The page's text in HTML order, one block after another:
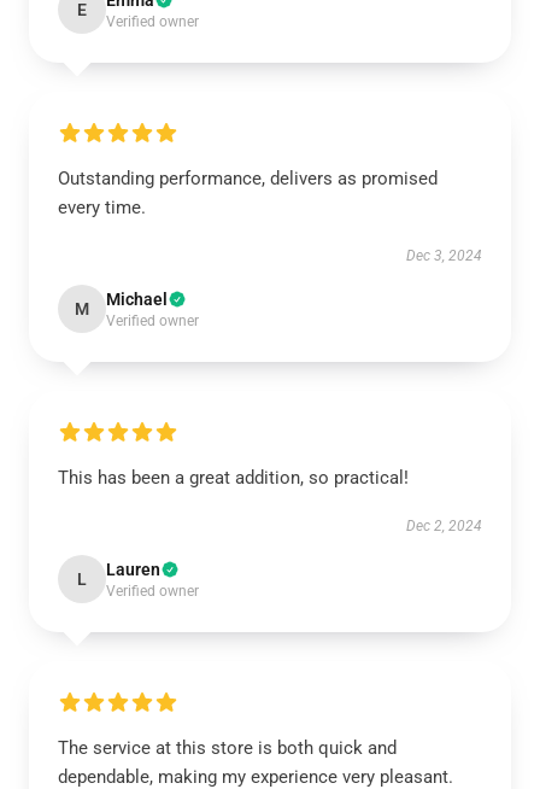
E
Verified owner
Outstanding performance, delivers as promised
every time.
Dec 3, 2024
M Michael
Verified owner
This has been a great addition, so practical!
Dec 2, 2024
L Lauren
Verified owner
The service at this store is both quick and
dependable, making my experience very pleasant.